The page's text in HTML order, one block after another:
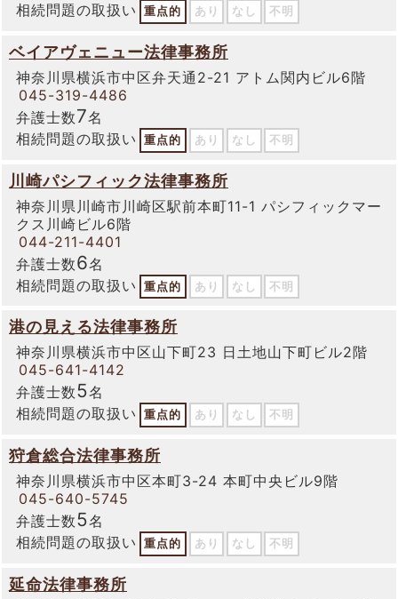
相続問題の取扱い
重点的 あり なし 不明
ベイアヴェニュー法律事務所
神奈川県横浜市中区弁天通2-21 アトム関内ビル6階
045-319-4486
弁護士数7名
相続問題の取扱い
重点的 あり なし 不明
川崎パシフィック法律事務所
神奈川県川崎市川崎区駅前本町11-1 パシフィックマー
クス川崎ビル6階
044-211-4401
弁護士数6名
相続問題の取扱い
重点的 あり なし 不明
港の見える法律事務所
神奈川県横浜市中区山下町23 日土地山下町ビル2階
045-641-4142
弁護士数5名
相続問題の取扱い
重点的 あり なし 不明
狩倉総合法律事務所
神奈川県横浜市中区本町3-24 本町中央ビル9階
045-640-5745
弁護士数5名
相続問題の取扱い
重点的 あり なし 不明
延命法律事務所